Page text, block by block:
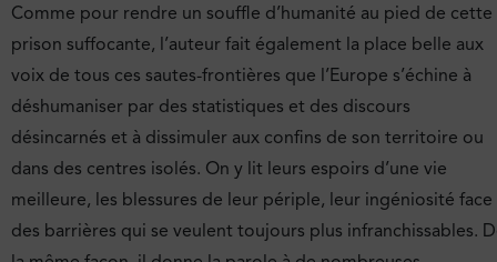
Comme pour rendre un souffle d’humanité au pied de cette
prison suffocante, l’auteur fait également la place belle aux
voix de tous ces sautes-frontières que l’Europe s’échine à
déshumaniser par des statistiques et des discours
désincarnés et à dissimuler aux confins de son territoire ou
dans des centres isolés. On y lit leurs espoirs d’une vie
meilleure, les blessures de leur périple, leur ingéniosité face
des barrières qui se veulent toujours plus infranchissables.